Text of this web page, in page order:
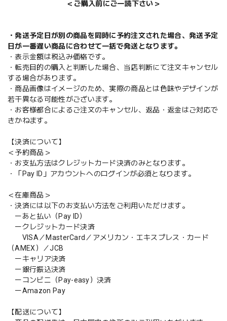
＜ご購入前にご一読下さい＞
・発送予定日が別の商品を同時に予約注文された場合、発送予定
日が一番遅い商品に合わせて一括で発送となります。
・表示金額は税込み価格です。
・転売目的の購入と判断した場合、当店判断にて注文キャンセル
する場合があります。
・商品画像はイメージのため、実際の商品とは色味やデザインが
若干異なる可能性がございます。
・お客様都合によるご注文のキャンセル、返品・返金はご対応で
きかねます。
【決済について】
＜予約商品＞
・お支払方法はクレジットカード決済のみとなります。
・「Pay ID」アカウントへのログインが必須となります。
＜在庫商品＞
・決済には以下のお支払い方法をご利用いただけます。
ーあと払い（Pay ID）
ークレジットカード決済
VISA／MasterCard／アメリカン・エキスプレス・カード
（AMEX）／JCB
ーキャリア決済
ー銀行振込決済
ーコンビニ（Pay-easy）決済
ーAmazon Pay
【配送について】